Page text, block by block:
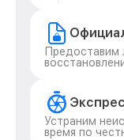
Предоставим
Устраним
время по